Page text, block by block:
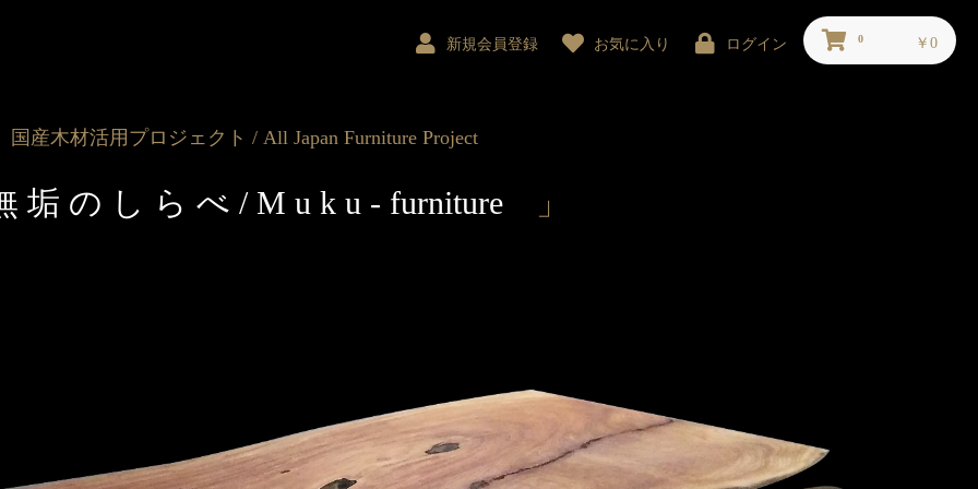
新規会員登録 お気に入り ログイン 0 ￥0
国産木材活用プロジェクト / All Japan Furniture Project
の し ら べ / M u k u - furniture 」